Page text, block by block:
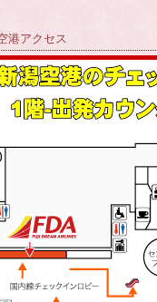
港アクセス